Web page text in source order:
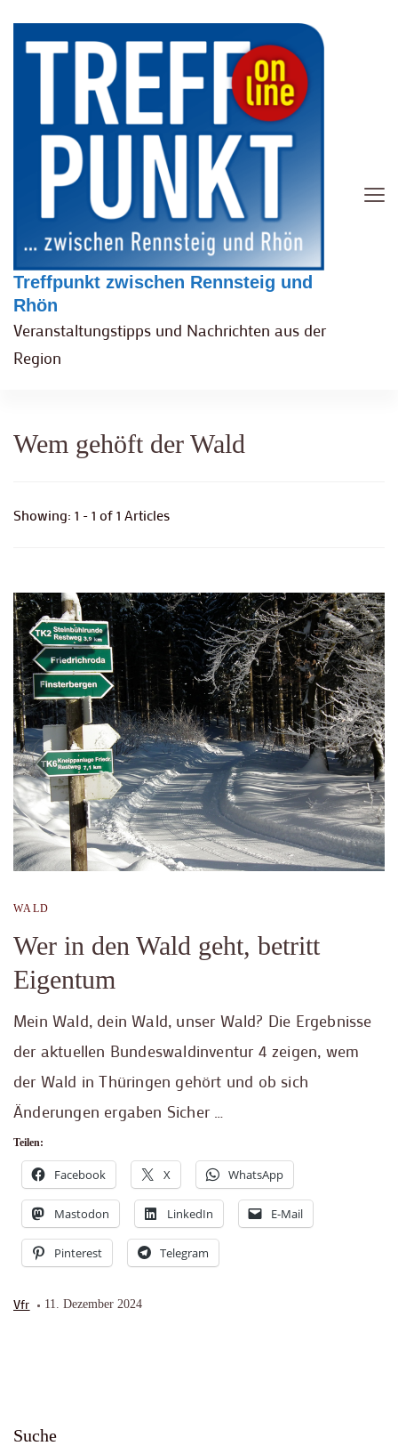
Treffpunkt zwischen Rennsteig und
Rhön
Veranstaltungstipps und Nachrichten aus der
Region
Wem gehöft der Wald
Showing: 1 - 1 of 1 Articles
WALD
Wer in den Wald geht, betritt
Eigentum
Mein Wald, dein Wald, unser Wald? Die Ergebnisse
der aktuellen Bundeswaldinventur 4 zeigen, wem
der Wald in Thüringen gehört und ob sich
Änderungen ergaben Sicher …
Teilen:
Facebook X WhatsApp
Mastodon LinkedIn E-Mail
Pinterest Telegram
Vfr 11. Dezember 2024
Suche